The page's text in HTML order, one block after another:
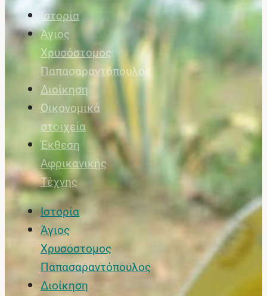
Ιστορία
Άγιος
Χρυσόστομος
Παπασαραντόπουλος
Διοίκηση
Οικονομικά
στοιχεία
Έκθεση
Αφρικανικής
Τέχνης
Ιστορία
Άγιος
Χρυσόστομος
Παπασαραντόπουλος
Διοίκηση